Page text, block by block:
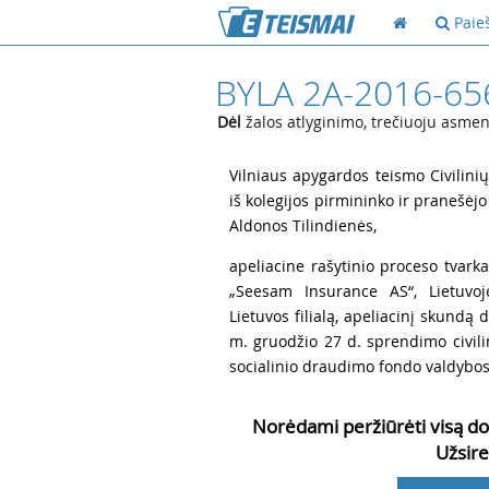
BYLA 2A-2016-
Dėl žalos atlyginimo, trečiuoju
Vilniaus apygardos teismo
iš kolegijos pirmininko ir
Aldonos Tilindienės,
apeliacine rašytinio proceso
„Seesam Insurance AS“,
Lietuvos filialą, apeliacinį skundą
m. gruodžio 27 d. sprendimo
socialinio draudimo fondo
Norėdami peržiūrėti visą